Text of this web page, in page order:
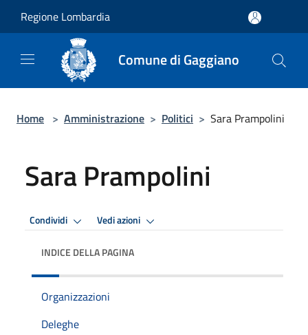
Regione Lombardia
Comune di Gaggiano
Home > Amministrazione > Politici > Sara Prampolini
Sara Prampolini
Condividi Vedi azioni
INDICE DELLA PAGINA
Organizzazioni
Deleghe